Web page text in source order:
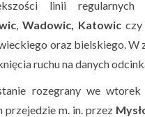
linii
,Wadowic, Katowic czy
oraz bielskiego.
ruchu na danych
rozegrany we
przejedzie m. in. przez